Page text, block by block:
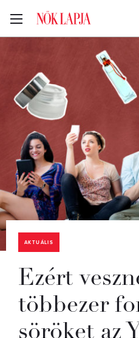
AKTUÁLIS
Ezért
többezer
söröket az